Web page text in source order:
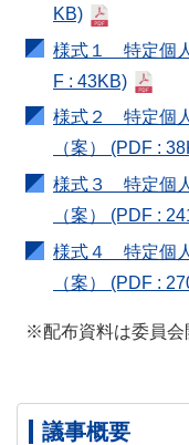
KB)
様式１ 特定個
F : 43KB)
様式２ 特定個人
（案） (PDF :
様式３ 特定個人
（案） (PDF :
様式４ 特定個人
（案） (PDF :
配布資料は委員会
議事概要